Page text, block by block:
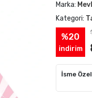
Marka:
Kategori:
%20
indirim
İsme